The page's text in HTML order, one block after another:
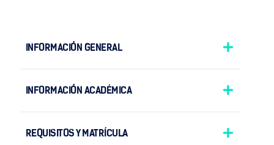
INFORMACIÓN GENERAL
INFORMACIÓN ACADÉMICA
REQUISITOS Y MATRÍCULA